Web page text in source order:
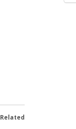
Related